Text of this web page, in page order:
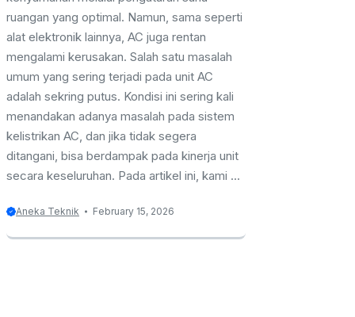
ruangan yang optimal. Namun, sama seperti
alat elektronik lainnya, AC juga rentan
mengalami kerusakan. Salah satu masalah
umum yang sering terjadi pada unit AC
adalah sekring putus. Kondisi ini sering kali
menandakan adanya masalah pada sistem
kelistrikan AC, dan jika tidak segera
ditangani, bisa berdampak pada kinerja unit
secara keseluruhan. Pada artikel ini, kami ...
Aneka Teknik February 15, 2026